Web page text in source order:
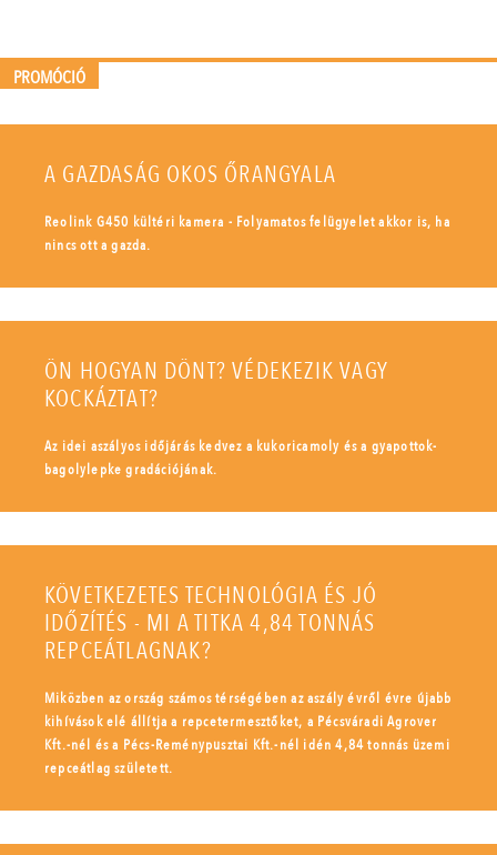
PROMÓCIÓ
A GAZDASÁG OKOS ŐRANGYALA
Reolink G450 kültéri kamera - Folyamatos felügyelet akkor is, ha
nincs ott a gazda.
ÖN HOGYAN DÖNT? VÉDEKEZIK VAGY
KOCKÁZTAT?
Az idei aszályos időjárás kedvez a kukoricamoly és a gyapottok-
bagolylepke gradációjának.
KÖVETKEZETES TECHNOLÓGIA ÉS JÓ
IDŐZÍTÉS - MI A TITKA 4,84 TONNÁS
REPCEÁTLAGNAK?
Miközben az ország számos térségében az aszály évről évre újabb
kihívások elé állítja a repcetermesztőket, a Pécsváradi Agrover
Kft.-nél és a Pécs-Reménypusztai Kft.-nél idén 4,84 tonnás üzemi
repceátlag született.